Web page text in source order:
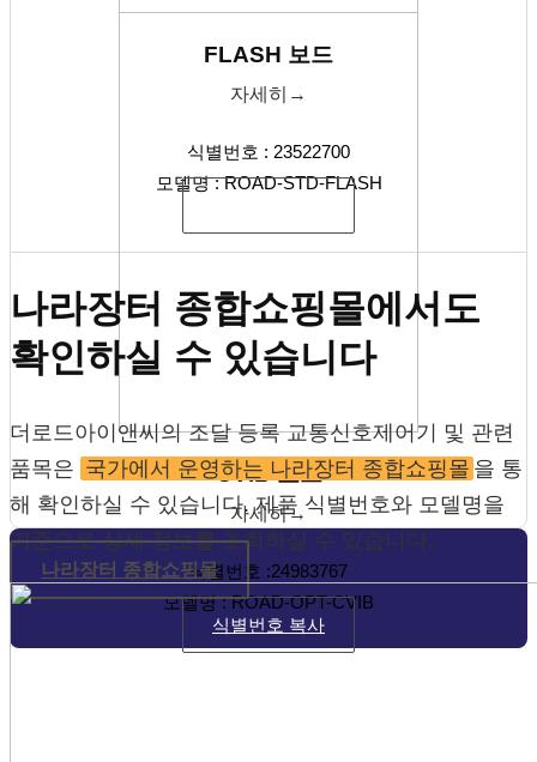
FLASH 보드
자세히→
식별번호 : 23522700
모델명 : ROAD-STD-FLASH
CVIB 보드
자세히→
식별번호 :24983767
모델명 : ROAD-OPT-CVIB
식별번호 복사
나라장터 종합쇼핑몰에서도
확인하실 수 있습니다
더로드아이앤씨의 조달 등록 교통신호제어기 및 관련
품목은 국가에서 운영하는 나라장터 종합쇼핑몰 을 통
해 확인하실 수 있습니다. 제품 식별번호와 모델명을
기준으로 상세 정보를 조회하실 수 있습니다.
나라장터 종합쇼핑몰